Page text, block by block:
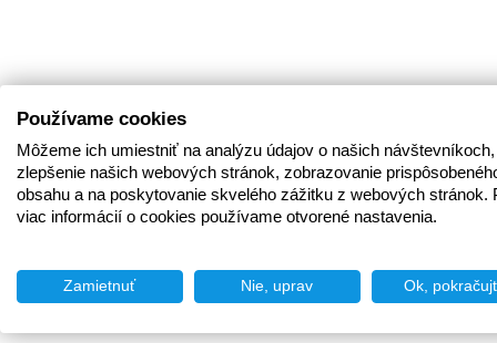
Používame cookies
Môžeme ich umiestniť na analýzu údajov o našich
zlepšenie našich webových stránok, zobrazovanie
obsahu a na poskytovanie skvelého zážitku z webových stránok.
viac informácií o cookies používame otvorené nastavenia.
Zamietnuť Nie, uprav Ok,